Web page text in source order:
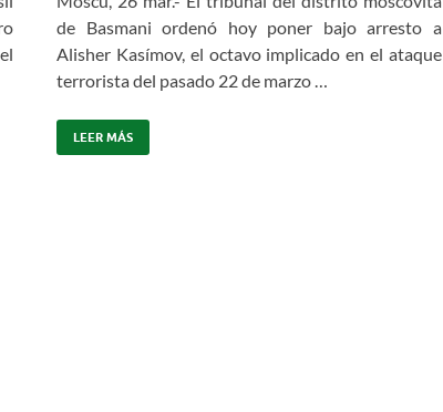
de Basmani ordenó hoy poner bajo arresto a
Alisher Kasímov, el octavo implicado en el ataque
terrorista del pasado 22 de marzo …
LEER MÁS